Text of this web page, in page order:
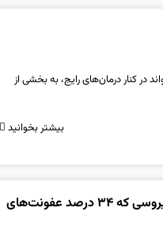
در کنار درمان‌های رایج، به بخشی از
بیشتر بخوانید
۱۱۵ فوت و هزاران ابتلا؛ روایت یک سال نفس‌گیر با یک بیماری/ ویروسی که ۳۴ درصد عفونت‌های